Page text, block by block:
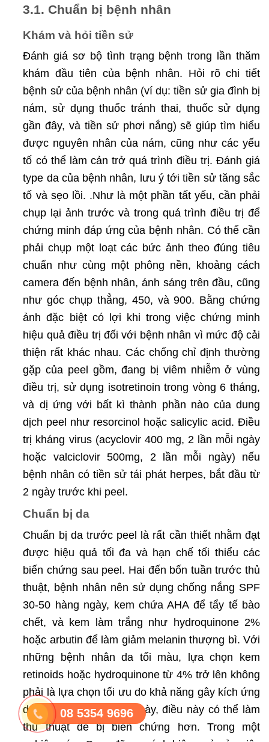
3.1. Chuẩn bị bệnh nhân
Khám và hỏi tiền sử
Đánh giá sơ bộ tình trạng bệnh trong lần thăm
khám đầu tiên của bệnh nhân. Hỏi rõ chi tiết
bệnh sử của bệnh nhân (ví dụ: tiền sử gia đình bị
nám, sử dụng thuốc tránh thai, thuốc sử dụng
gần đây, và tiền sử phơi nắng) sẽ giúp tìm hiểu
được nguyên nhân của nám, cũng như các yếu
tố có thể làm cản trở quá trình điều trị. Đánh giá
type da của bệnh nhân, lưu ý tới tiền sử tăng sắc
tố và sẹo lồi. .Như là một phần tất yếu, cần phải
chụp lại ảnh trước và trong quá trình điều trị để
chứng minh đáp ứng của bệnh nhân. Có thể cần
phải chụp một loạt các bức ảnh theo đúng tiêu
chuẩn như cùng một phông nền, khoảng cách
camera đến bệnh nhân, ánh sáng trên đầu, cũng
như góc chụp thẳng, 450, và 900. Bằng chứng
ảnh đặc biệt có lợi khi trong việc chứng minh
hiệu quả điều trị đối với bệnh nhân vì mức độ cải
thiện rất khác nhau. Các chống chỉ định thường
gặp của peel gồm, đang bị viêm nhiễm ở vùng
điều trị, sử dụng isotretinoin trong vòng 6 tháng,
và dị ứng với bất kì thành phần nào của dung
dịch peel như resorcinol hoặc salicylic acid. Điều
trị kháng virus (acyclovir 400 mg, 2 lần mỗi ngày
hoặc valciclovir 500mg, 2 lần mỗi ngày) nếu
bệnh nhân có tiền sử tái phát herpes, bắt đầu từ
2 ngày trước khi peel.
Chuẩn bị da
Chuẩn bị da trước peel là rất cần thiết nhằm đạt
được hiệu quả tối đa và hạn chế tối thiểu các
biến chứng sau peel. Hai đến bốn tuần trước thủ
thuật, bệnh nhân nên sử dụng chống nắng SPF
30-50 hàng ngày, kem chứa AHA để tẩy tế bào
chết, và kem làm trắng như hydroquinone 2%
hoặc arbutin để làm giảm melanin thượng bì. Với
những bệnh nhân da tối màu, lựa chọn kem
retinoids hoặc hydroquinone từ 4% trở lên không
phải là lựa chọn tối ưu do khả năng gây kích ứng
da của những kem bôi này, điều này có thể làm
thủ thuật dễ bị biến chứng hơn. Trong một
08 5354 9696